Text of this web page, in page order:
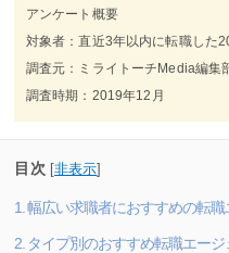
アンケート概要
対象者：直近3年以内に転職した
調査元：ミライトーチMedia編集
調査時期：2019年12月
目次 [非表示]
1. 幅広い求職者におすすめの転
2. タイプ別のおすすめ転職エー